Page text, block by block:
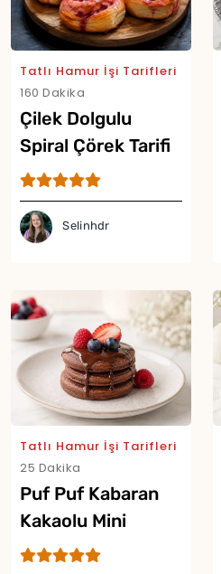
Tatlı Hamur İşi Tarifleri
160 Dakika
Çilek Dolgulu
Spiral Çörek Tarifi
Selinhdr
Tatlı Hamur İşi Tarifleri
25 Dakika
Puf Puf Kabaran
Kakaolu Mini
Pancake Tarifi